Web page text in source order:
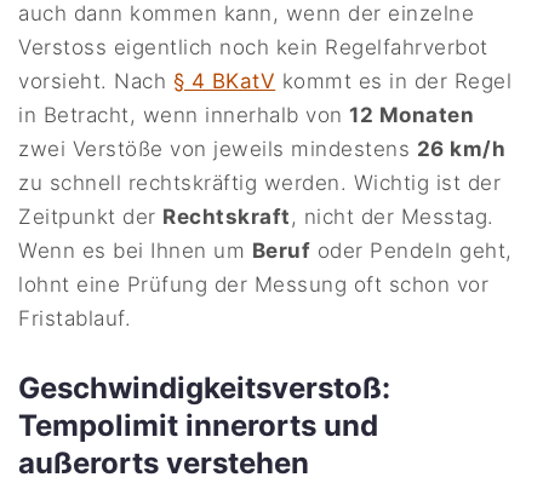
auch dann kommen kann, wenn der einzelne
Verstoss eigentlich noch kein Regelfahrverbot
vorsieht. Nach § 4 BKatV kommt es in der Regel
in Betracht, wenn innerhalb von12 Monaten
zwei Verstöße von jeweils mindestens 26 km/h
zu schnell rechtskräftig werden. Wichtig ist der
Zeitpunkt der Rechtskraft, nicht der Messtag.
Wenn es bei Ihnen um Beruf oder Pendeln geht,
lohnt eine Prüfung der Messung oft schon vor
Fristablauf.
Geschwindigkeitsverstoß:
Tempolimit innerorts und
außerorts verstehen